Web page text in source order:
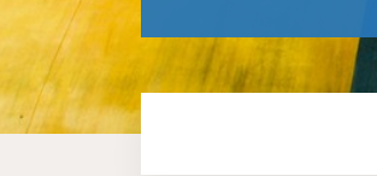
Urea Técnica & Solución